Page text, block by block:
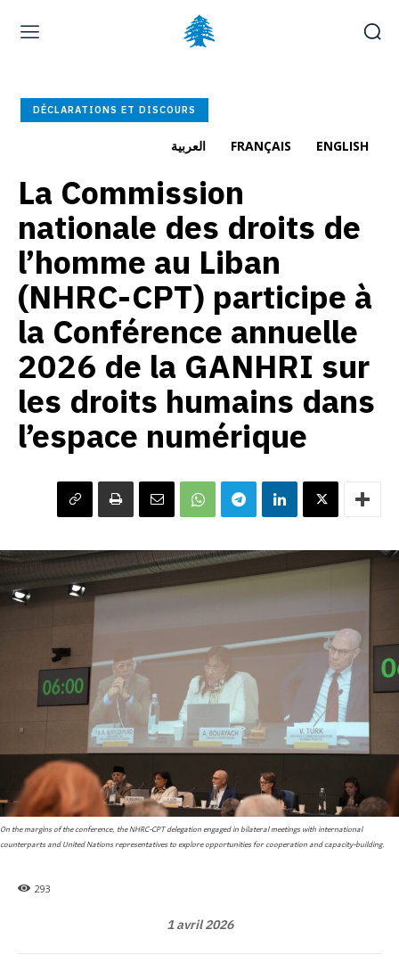
Page d’accueil À la une Déposer une plainte
العربية(Arabe) English(Anglais )
DÉCLARATIONS ET DISCOURS
العربية FRANÇAIS ENGLISH
La Commission
nationale des droits de
l’homme au Liban
(NHRC-CPT) participe à
la Conférence annuelle
2026 de la GANHRI sur
les droits humains dans
l’espace numérique
On the margins of the conference, the NHRC-CPT delegation engaged in bilateral meetings with international
counterparts and United Nations representatives to explore opportunities for cooperation and capacity-building.
293
1 avril 2026